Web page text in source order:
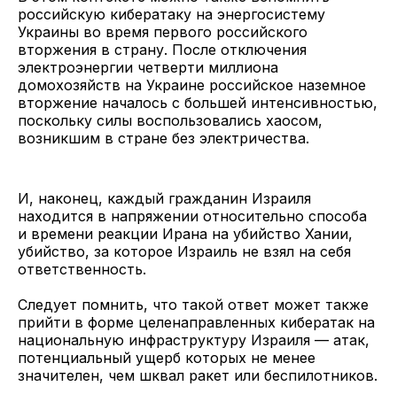
российскую кибератаку на энергосистему
Украины во время первого российского
вторжения в страну. После отключения
электроэнергии четверти миллиона
домохозяйств на Украине российское наземное
вторжение началось с большей интенсивностью,
поскольку силы воспользовались хаосом,
возникшим в стране без электричества.
И, наконец, каждый гражданин Израиля
находится в напряжении относительно способа
и времени реакции Ирана на убийство Хании,
убийство, за которое Израиль не взял на себя
ответственность.
Следует помнить, что такой ответ может также
прийти в форме целенаправленных кибератак на
национальную инфраструктуру Израиля — атак,
потенциальный ущерб которых не менее
значителен, чем шквал ракет или беспилотников.